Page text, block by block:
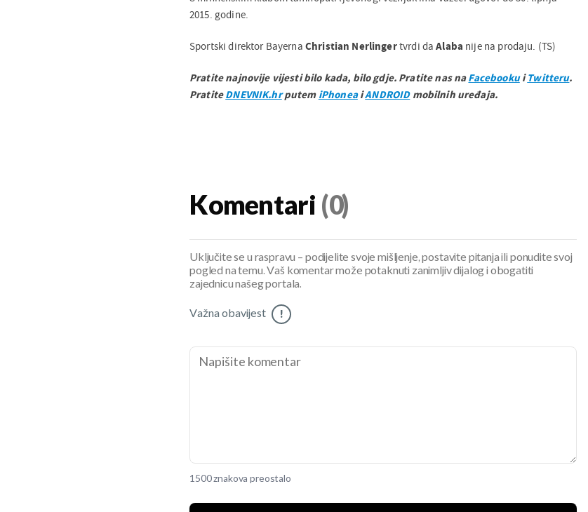
2015. godine.
Sportski direktor Bayerna Christian Nerlingertvrdi daAlaba nije na prodaju. (TS)
Pratite najnovije vijesti bilo kada, bilo gdje. Pratite nas naFacebookuiTwitteru.
PratiteDNEVNIK.hrputem iPhoneaiANDROIDmobilnih uređaja.
Komentari (0)
Uključite se u raspravu – podijelite svoje mišljenje, postavite pitanja ili ponudite svoj
pogled na temu. Vaš komentar može potaknuti zanimljiv dijalog i obogatiti
zajednicu našeg portala.
Važna obavijest !
1500 znakova preostalo